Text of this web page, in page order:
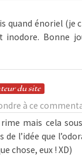
énoriel (je
inodore. Bonne
du site
à ce
mais cela
l’idée que
chose, eux ! XD)